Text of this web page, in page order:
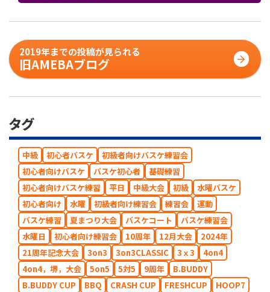
2019年までの投稿が見られる
旧AMEBAブログ
タグ
中級 初心者バスケ
初級者向けバスケ練習会
初心者向けバスケ
バスケ初心者
基礎練習
初心者向けバスケ練習
平日 中級大会 初級
水曜バスケ
初心者向け
水曜 初級者向け練習会 練習会
運動
バスケ練習
夏まつり大会 バスケコート
バスケ練習会
水曜日
初心者向け練習会 10周年 12月大会
2024年
21周年記念大会
3on3 3on3CLASSIC 3ｘ3
4on4
4on4，堺，大会
5on5 5対5 9周年
B.BUDDY
B.BUDDY CUP
BBQ CRASH CUP FRESHCUP HOOP7